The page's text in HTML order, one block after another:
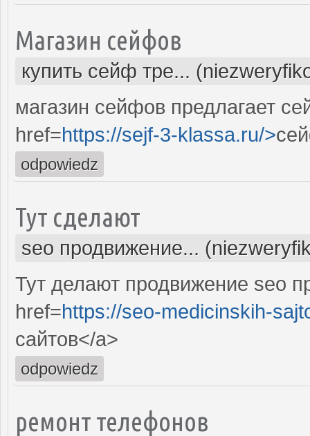
Магазин сейфов
купить сейф тре...
магазин сейфов предлагает
href=https://sejf-3-klassa.ru/>
odpowiedz
Тут сделают
seo продвижение...
Тут делают продвижение seo
href=https://seo-medicinskih-
сайтов</a>
odpowiedz
ремонт телефонов